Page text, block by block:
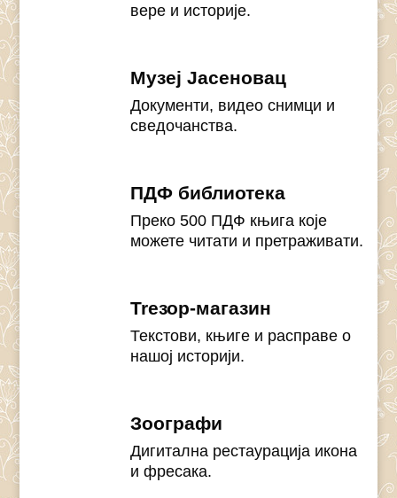
вере и историје.
Музеј Јасеновац
Документи, видео снимци и
сведочанства.
ПДФ библиотека
Преко 500 ПДФ књига које
можете читати и претраживати.
Treзор-магазин
Текстови, књиге и расправе о
нашој историји.
Зоографи
Дигитална рестаурација икона
и фресака.